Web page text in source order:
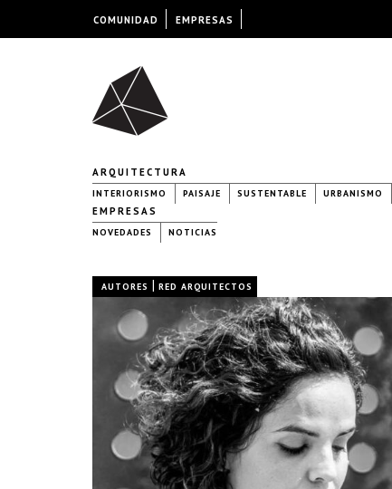
ARQUITECTURA
INTERIORISMO PAISAJE SUSTENTABLE URBANISMO
EMPRESAS
NOVEDADES NOTICIAS
AUTORES | RED ARQUITECTOS
COMUNIDAD EMPRESAS